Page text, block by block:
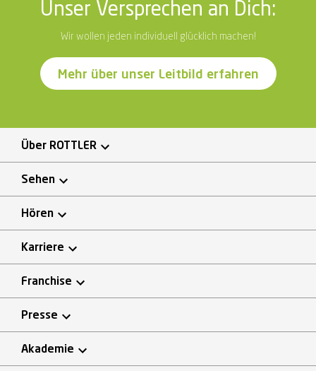
Unser Versprechen an Dich:
Wir wollen jeden individuell glücklich machen!
Mehr über unser Leitbild erfahren
Über ROTTLER
Sehen
Hören
Karriere
Franchise
Presse
Akademie